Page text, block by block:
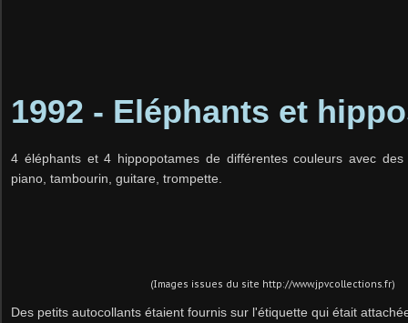
1992 - Eléphants et hippo
4 éléphants et 4 hippopotames de différentes couleurs avec
piano, tambourin, guitare, trompette.
(Images issues du site http://www.jpvcollections.fr)
Des petits autocollants étaient fournis sur l'étiquette qui était